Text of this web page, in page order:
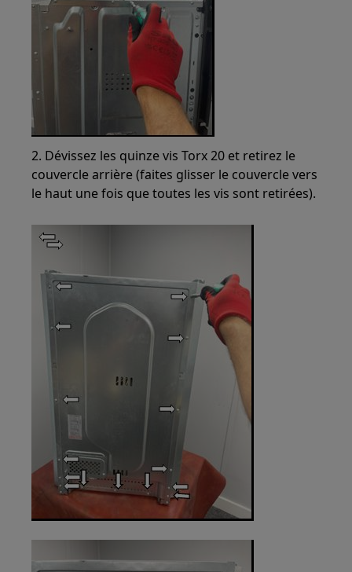
2. Dévissez les quinze vis Torx 20 et retirez le
couvercle arrière (faites glisser le couvercle vers
le haut une fois que toutes les vis sont retirées).